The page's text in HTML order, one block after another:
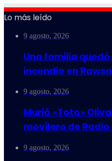
Lo más leído
9 agosto, 2026
Una familia
incendio en
9 agosto, 2026
Murió «Toto»
movilero de Radio
9 agosto, 2026